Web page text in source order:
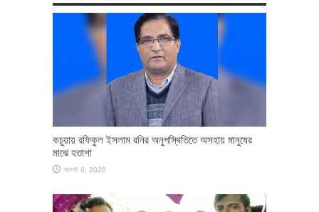
কচুয়ায় রফিকুল ইসলাম রনির অনুপস্থিতিতে অসহায় মানুষের
মাঝে হতাশা
আগস্ট 6, 2026